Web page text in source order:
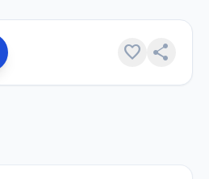
favorite share